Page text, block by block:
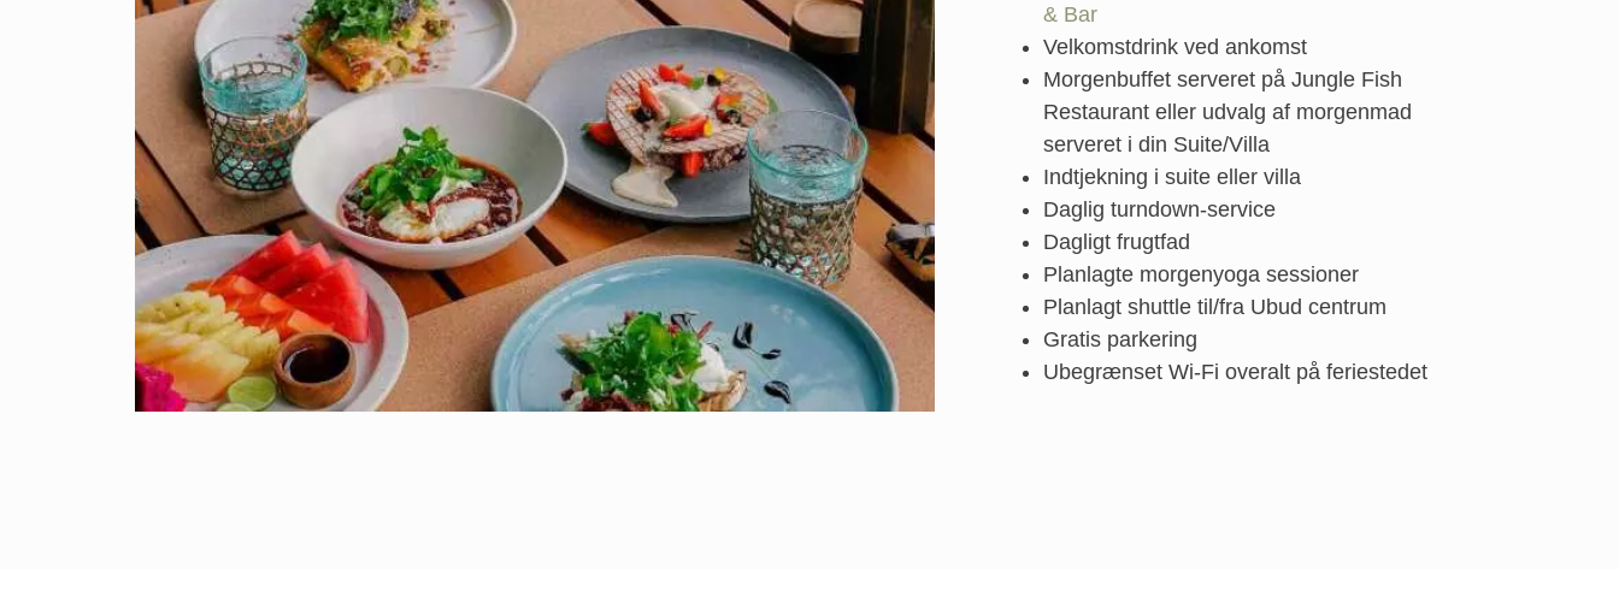
& Bar
Velkomstdrink ved ankomst
Morgenbuffet serveret på Jungle Fish
Restaurant eller udvalg af morgenmad
serveret i din Suite/Villa
Indtjekning i suite eller villa
Daglig turndown-service
Dagligt frugtfad
Planlagte morgenyoga sessioner
Planlagt shuttle til/fra Ubud centrum
Gratis parkering
Ubegrænset Wi-Fi overalt på feriestedet